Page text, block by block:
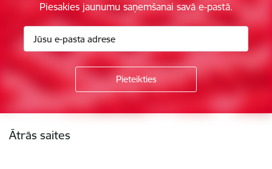
Piesakies jaunumu saņemšanai savā e-pastā.
Ātrās saites